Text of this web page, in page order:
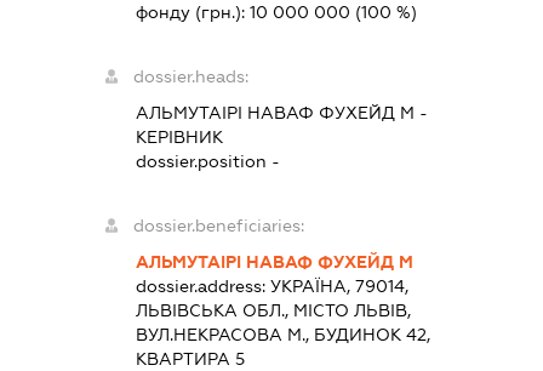
фонду (грн.): 10 000 000 (100 %)
dossier.heads:
АЛЬМУТАІРІ НАВАФ ФУХЕЙД М -
КЕРІВНИК
dossier.position -
dossier.beneficiaries:
АЛЬМУТАІРІ НАВАФ ФУХЕЙД М
dossier.address: УКРАЇНА, 79014,
ЛЬВІВСЬКА ОБЛ., МІСТО ЛЬВІВ,
ВУЛ.НЕКРАСОВА М., БУДИНОК 42,
КВАРТИРА 5